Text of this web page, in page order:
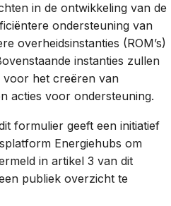
in de ontwikkeling van de
ondersteuning van
overheidsinstanties (ROM’s)
instanties zullen
voor het creëren van
acties voor ondersteuning.
formulier geeft een initiatief
Energiehubs om
in artikel 3 van dit
publiek overzicht te